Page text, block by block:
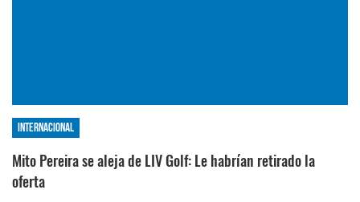
Internacional
Mito Pereira se aleja de LIV Golf: Le habrían retirado la
oferta